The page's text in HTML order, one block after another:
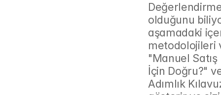
olduğunu
aşamadaki
metodolojileri
"Manuel
İçin Doğru?"
Adımlık